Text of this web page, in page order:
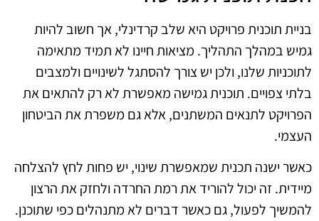
בניית תוכנית פרויקט היא שלב קרדינלי, אך חשוב להיות
גמיש במהלך התהליך. מציאות חיינו לא תמיד מתאימה
לתוכניות שלנו, ולכן יש צורך להסתגל לשינויים ולמצבים
בלתי צפויים. תוכנית גמישה מאפשרת לא רק להתאים את
הפרויקט לתנאים המשתנים, אלא גם משפרת את הביטחון
העצמי.
כאשר ישנה תכנית שמאפשרת שינוי, יש פחות לחץ להצלחה
מיידית. זה יכול להוריד את רמת החרדה ולחזק את הרצון
להמשיך לפעול, גם כאשר דברים לא מתנהלים כפי שתוכנן.